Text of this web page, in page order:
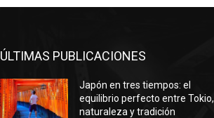
ÚLTIMAS PUBLICACIONES
Japón en tres tiempos: el
equilibrio perfecto entre Tokio,
naturaleza y tradición